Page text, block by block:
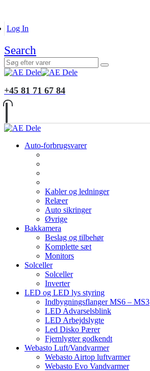
Log In
Search
+45 81 71 67 84
Auto-forbrugsvarer
Kabler og ledninger
Relæer
Auto sikringer
Øvrige
Bakkamera
Beslag og tilbehør
Komplette sæt
Monitors
Solceller
Solceller
Inverter
LED og LED lys styring
Indbygningsflanger MS6 – MS3
LED Advarselsblink
LED Arbejdslygte
Led Disko Pærer
Fjernlygter godkendt
Webasto Luft/Vandvarmer
Webasto Airtop luftvarmer
Webasto Evo Vandvarmer